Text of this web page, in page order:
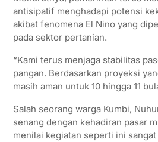
antisipatif menghadapi potensi
akibat fenomena El Nino yang
pada sektor pertanian.
“Kami terus menjaga stabilitas
pangan. Berdasarkan proyeksi
masih aman untuk 10 hingga 11
Salah seorang warga Kumbi,
senang dengan kehadiran pasar
menilai kegiatan seperti ini